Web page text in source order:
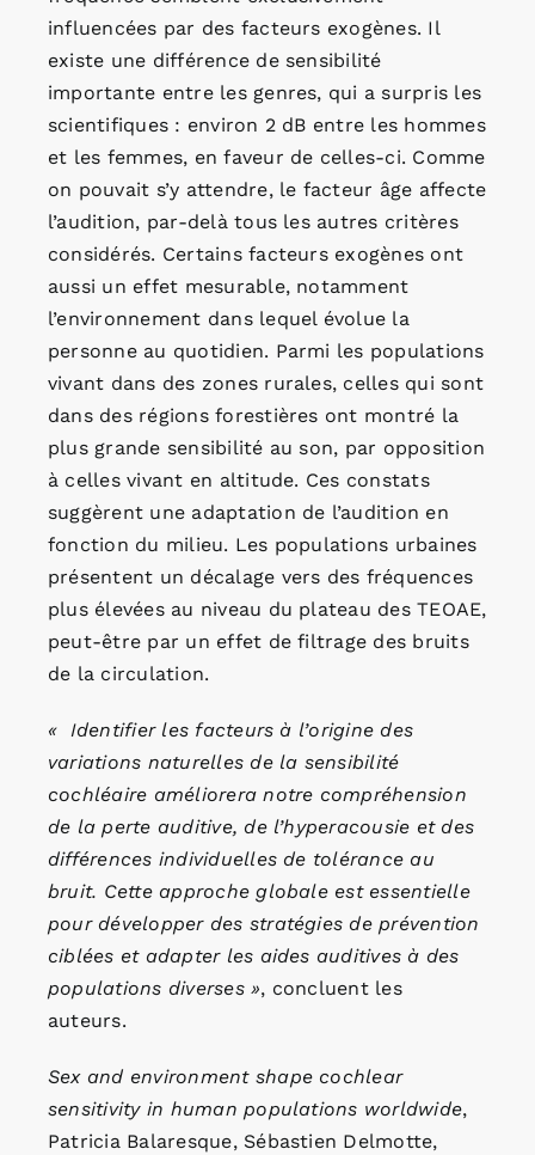
influencées par des facteurs exogènes. Il
existe une différence de sensibilité
importante entre les genres, qui a surpris les
scientifiques : environ 2 dB entre les hommes
et les femmes, en faveur de celles-ci. Comme
on pouvait s’y attendre, le facteur âge affecte
l’audition, par-delà tous les autres critères
considérés. Certains facteurs exogènes ont
aussi un effet mesurable, notamment
l’environnement dans lequel évolue la
personne au quotidien. Parmi les populations
vivant dans des zones rurales, celles qui sont
dans des régions forestières ont montré la
plus grande sensibilité au son, par opposition
à celles vivant en altitude. Ces constats
suggèrent une adaptation de l’audition en
fonction du milieu. Les populations urbaines
présentent un décalage vers des fréquences
plus élevées au niveau du plateau des TEOAE,
peut-être par un effet de filtrage des bruits
de la circulation.
« Identifier les facteurs à l’origine des
variations naturelles de la sensibilité
cochléaire améliorera notre compréhension
de la perte auditive, de l’hyperacousie et des
différences individuelles de tolérance au
bruit. Cette approche globale est essentielle
pour développer des stratégies de prévention
ciblées et adapter les aides auditives à des
populations diverses», concluent les
auteurs.
Sex and environment shape cochlear
sensitivity in human populations worldwide,
Patricia Balaresque, Sébastien Delmotte,